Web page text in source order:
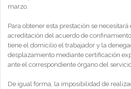
marzo.
Para obtener esta prestación se
acreditación del acuerdo de
tiene el domicilio el trabajador y la
desplazamiento mediante certificación
ante el correspondiente órgano del
De igual forma, la imposibilidad de